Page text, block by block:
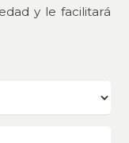
y le facilitará